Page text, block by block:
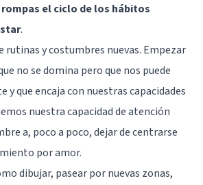
rompas el ciclo de los hábitos
.
rutinas y costumbres nuevas. Empezar
no se domina pero que nos puede
que encaja con nuestras capacidades
nuestra capacidad de atención
a, poco a poco, dejar de centrarse
por amor.
dibujar, pasear por nuevas zonas,